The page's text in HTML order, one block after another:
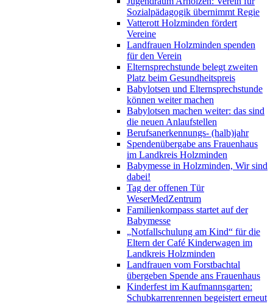
Sozialpädagogik übernimmt Regie
Vatterott Holzminden fördert
Vereine
Landfrauen Holzminden spenden
für den Verein
Elternsprechstunde belegt zweiten
Platz beim Gesundheitspreis
Babylotsen und Elternsprechstunde
können weiter machen
Babylotsen machen weiter: das sind
die neuen Anlaufstellen
Berufsanerkennungs- (halb)jahr
Spendenübergabe ans Frauenhaus
im Landkreis Holzminden
Babymesse in Holzminden, Wir sind
dabei!
Tag der offenen Tür
WeserMedZentrum
Familienkompass startet auf der
Babymesse
„Notfallschulung am Kind“ für die
Eltern der Café Kinderwagen im
Landkreis Holzminden
Landfrauen vom Forstbachtal
übergeben Spende ans Frauenhaus
Kinderfest im Kaufmannsgarten:
Schubkarrenrennen begeistert erneut